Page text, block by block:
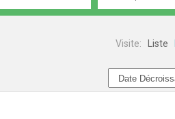
Visite: Liste